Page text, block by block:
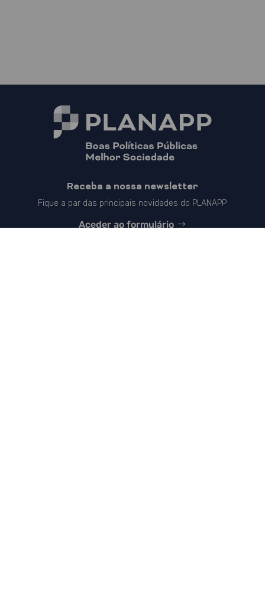
Receba a nossa newsletter
Fique a par das principais novidades do PLANAPP
Aceder ao formulário